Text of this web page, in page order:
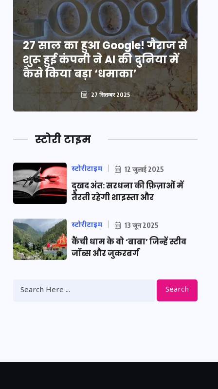
27 साल का हुआ Google! गैराज से
शुरू हुई कंपनी ने AI की दुनिया में
कैसे किया बड़ा ‘धमाका’
27 सितम्बर 2025
स्टोरी टाइम
स्टोरीटाइम 12 जुलाई 2025
दुखद अंत: सरधना की फ़िज़ाओं में
तैरती रहेगी शाइस्ता और
स्टोरीटाइम 13 जून 2025
कैंची धाम के वो ‘बाबा’ जिन्हें स्टीव
जॉब्स और जुकरबर्ग
Search